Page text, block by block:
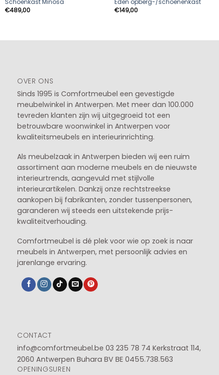
Schoenkast Minosa
€489,00
Eden opberg-/schoenenkast
€149,00
OVER ONS
Sinds 1995 is Comfortmeubel een gevestigde
meubelwinkel in Antwerpen. Met meer dan 100.000
tevreden klanten zijn wij uitgegroeid tot een
betrouwbare woonwinkel in Antwerpen voor
kwaliteitsmeubels en interieurinrichting.
Als meubelzaak in Antwerpen bieden wij een ruim
assortiment aan moderne meubels en de nieuwste
interieurtrends, aangevuld met stijlvolle
interieurartikelen. Dankzij onze rechtstreekse
aankopen bij fabrikanten, zonder tussenpersonen,
garanderen wij steeds een uitstekende prijs-
kwaliteitverhouding.
Comfortmeubel is dé plek voor wie op zoek is naar
meubels in Antwerpen, met persoonlijk advies en
jarenlange ervaring.
CONTACT
info@comfortmeubel.be 03 235 78 74 Kerkstraat 114,
2060 Antwerpen Buhara BV BE 0455.738.563
OPENINGSUREN